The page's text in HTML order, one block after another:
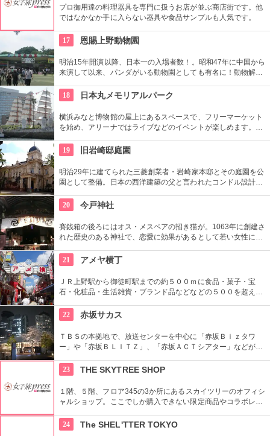
プロ御用達の料理器具を専門に扱うお店が並ぶ商店街です。他
ではなかなか手に入らない器具や食品サンプルも人気です。
17 恩賜上野動物園
明治15年開演以降、日本一の入場者数！。昭和47年に中国から
来演して以来、パンダがいる動物園としても有名に！動物解説
18
日本丸メモリアルパーク
横浜みなと博物館の屋上にあるスペースで、フリーマーケット
を始め、アリーナではライブなどのイベントが楽しめます。も
財に指定されています。
19 旧岩崎邸庭園
明治29年に建てられた三菱創業者・岩崎家本邸とその庭園を公
園として整備。日本の西洋建築の父と言われたコンドル設計の
文化財にもなっている。
20 今戸神社
賽銭箱の後ろにはオス・メスペアの招き猫が。1063年に創建さ
れた歴史のある神社で、恋愛に効果があるとして若い女性に人
購入してみては？
21 アメヤ横丁
ＪＲ上野駅から御徒町駅までの約５００ｍに食品・菓子・宝
石・化粧品・生活雑貨・ブランド品などなどの５００を超える
叩き売りがある。
22 赤坂サカス
ＴＢＳの本拠地で、放送センターを中心に「赤坂Ｂｉｚタワ
ー」や「赤坂ＢＬＩＴＺ」、「赤坂ＡＣＴシアター」などが揃
23
THE SKYTREE SHOP
１階、５階、フロア345の3か所にあるスカイツリーのオフィシ
ャルショップ。ここでしか購入できない限定商品やコラボレー
日本一高いところでの購入として記念に残る思い出に！
24 The SHEL'TTER TOKYO